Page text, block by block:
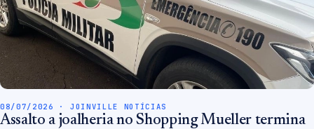
08/07/2026 · JOINVILLE NOTÍCIAS
Assalto a joalheria no Shopping Mueller termina